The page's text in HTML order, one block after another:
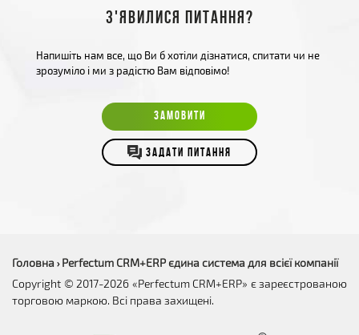
З'явилися питання?
Напишіть нам все, що Ви б хотіли дізнатися, спитати чи не
зрозуміло і ми з радістю Вам відповімо!
ЗАМОВИТИ
ЗАДАТИ ПИТАННЯ
Головна › Perfectum CRM+ERP єдина система для всієї компанії
Copyright © 2017-2026 «Perfectum CRM+ERP» є зареєстрованою
торговою маркою. Всі права захищені.